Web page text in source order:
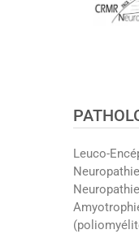
Leuco-